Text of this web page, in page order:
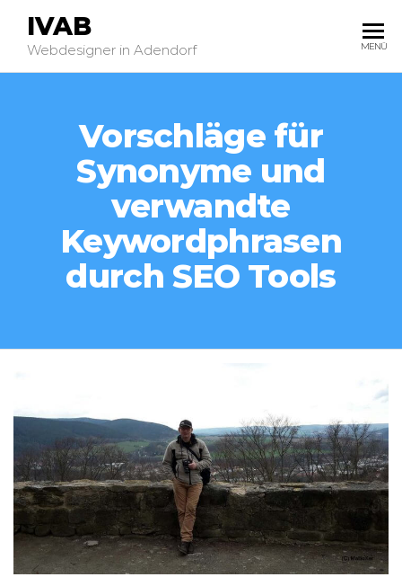
IVAB
Webdesigner in Adendorf MENÜ
Vorschläge für
Synonyme und
verwandte
Keywordphrasen
durch SEO Tools